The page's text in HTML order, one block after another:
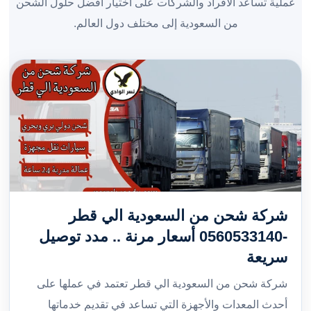
عملية تساعد الأفراد والشركات على اختيار أفضل حلول الشحن
من السعودية إلى مختلف دول العالم.
شركة شحن من السعودية الي قطر
-0560533140 أسعار مرنة .. مدد توصيل
سريعة
شركة شحن من السعودية الي قطر تعتمد في عملها على
أحدث المعدات والأجهزة التي تساعد في تقديم خدماتها